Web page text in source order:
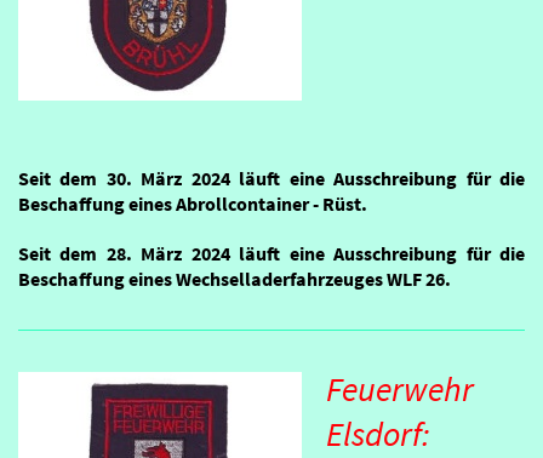
Seit dem 30. März 2024 läuft eine Ausschreibung für die
Beschaffung eines Abrollcontainer - Rüst.
Seit dem 28. März 2024 läuft eine Ausschreibung für die
Beschaffung eines Wechselladerfahrzeuges WLF 26.
Feuerwehr
Elsdorf: